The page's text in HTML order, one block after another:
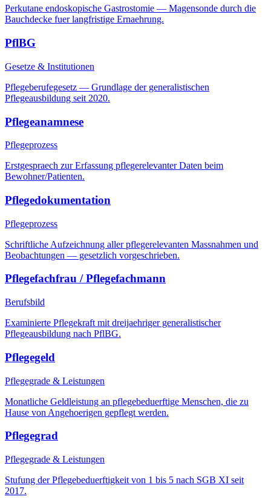
Perkutane endoskopische Gastrostomie — Magensonde durch die
Bauchdecke fuer langfristige Ernaehrung.
PflBG
Gesetze & Institutionen
Pflegeberufegesetz — Grundlage der generalistischen
Pflegeausbildung seit 2020.
Pflegeanamnese
Pflegeprozess
Erstgespraech zur Erfassung pflegerelevanter Daten beim
Bewohner/Patienten.
Pflegedokumentation
Pflegeprozess
Schriftliche Aufzeichnung aller pflegerelevanten Massnahmen und
Beobachtungen — gesetzlich vorgeschrieben.
Pflegefachfrau / Pflegefachmann
Berufsbild
Examinierte Pflegekraft mit dreijaehriger generalistischer
Pflegeausbildung nach PflBG.
Pflegegeld
Pflegegrade & Leistungen
Monatliche Geldleistung an pflegebeduerftige Menschen, die zu
Hause von Angehoerigen gepflegt werden.
Pflegegrad
Pflegegrade & Leistungen
Stufung der Pflegebeduerftigkeit von 1 bis 5 nach SGB XI seit
2017.